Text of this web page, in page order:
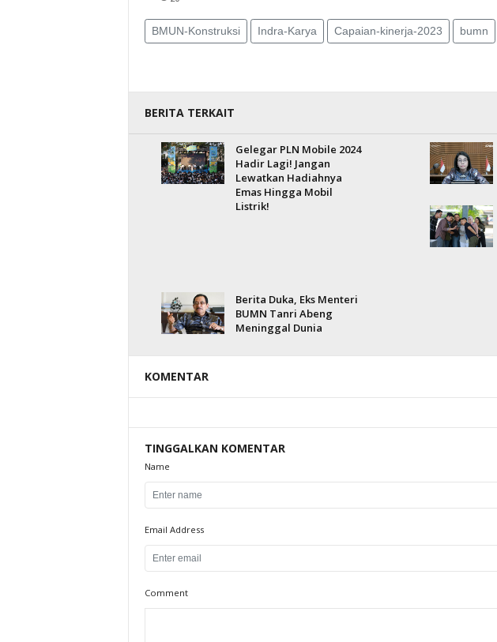
BMUN-Konstruksi Indra-Karya Capaian-kinerja-2023 bumn
BERITA TERKAIT
Gelegar PLN Mobile 2024
Hadir Lagi! Jangan
Lewatkan Hadiahnya
Emas Hingga Mobil
Listrik!
Berita Duka, Eks Menteri
BUMN Tanri Abeng
Meninggal Dunia
KOMENTAR
TINGGALKAN KOMENTAR
Name
Email Address
Comment